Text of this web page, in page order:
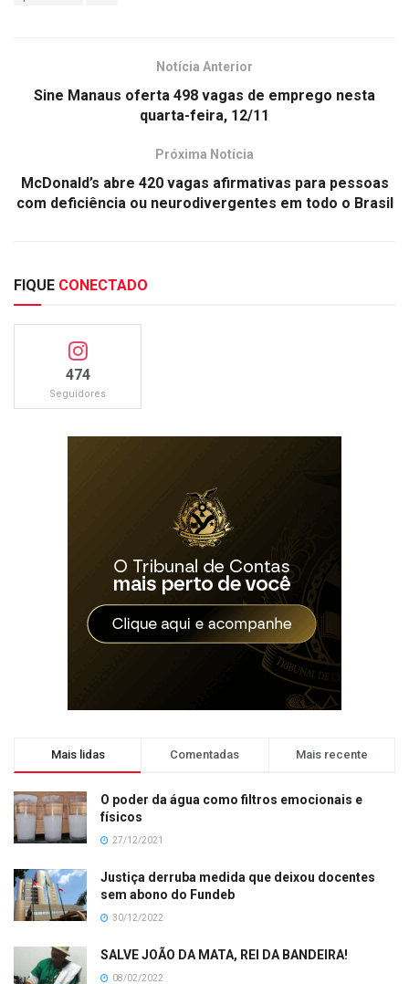
Notícia Anterior
Sine Manaus oferta 498 vagas de emprego nesta
quarta-feira, 12/11
Próxima Notícia
McDonald’s abre 420 vagas afirmativas para pessoas
com deficiência ou neurodivergentes em todo o Brasil
FIQUE CONECTADO
474
Seguidores
Mais lidas Comentadas Mais recente
O poder da água como filtros emocionais e
físicos
27/12/2021
Justiça derruba medida que deixou docentes
sem abono do Fundeb
30/12/2022
SALVE JOÃO DA MATA, REI DA BANDEIRA!
08/02/2022